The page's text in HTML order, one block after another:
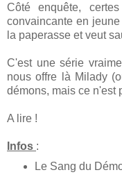
Côté enquête,
convaincante en
la paperasse et veut
C'est une série
nous offre là Milady
démons, mais ce n'est
A lire !
Infos :
Le Sang du